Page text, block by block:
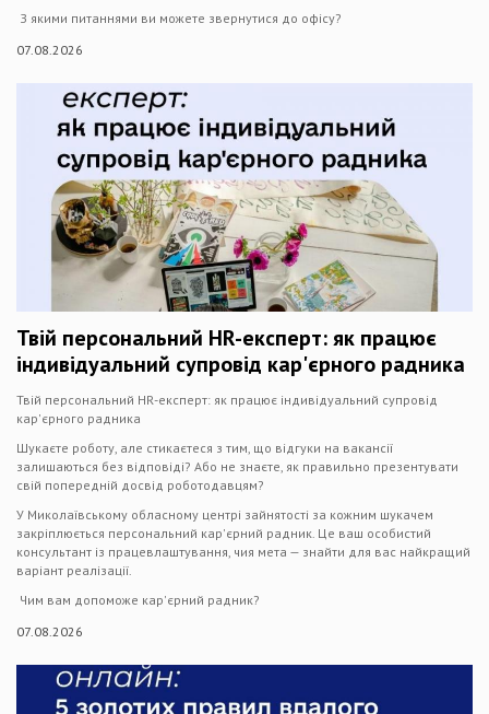
З якими питаннями ви можете звернутися до офісу?
07.08.2026
Твій персональний HR-експерт: як працює
індивідуальний супровід кар'єрного радника
Твій персональний HR-експерт: як працює індивідуальний супровід
кар'єрного радника
Шукаєте роботу, але стикаєтеся з тим, що відгуки на вакансії
залишаються без відповіді? Або не знаєте, як правильно презентувати
свій попередній досвід роботодавцям?
У Миколаївському обласному центрі зайнятості за кожним шукачем
закріплюється персональний кар'єрний радник. Це ваш особистий
консультант із працевлаштування, чия мета — знайти для вас найкращий
варіант реалізації.
Чим вам допоможе кар'єрний радник?
07.08.2026